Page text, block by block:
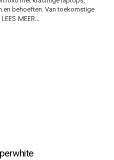
en behoeften. Van toekomstige
LEES MEER…